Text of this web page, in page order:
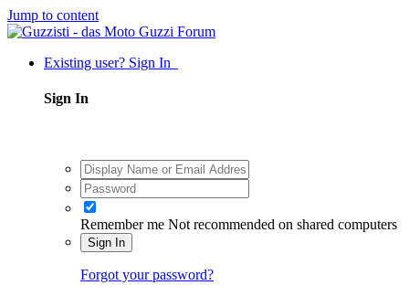
Jump to content
Existing user? Sign In
Sign In
Remember me Not recommended on shared computers
Sign In
Forgot your password?